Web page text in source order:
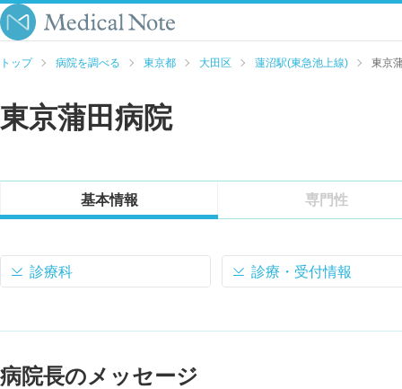
トップ 病院を調べる 東京都 大田区 蓮沼駅(東急池上線) 東京
東京蒲田病院
基本情報 専門性
診療科 診療・受付情報
病院長のメッセージ